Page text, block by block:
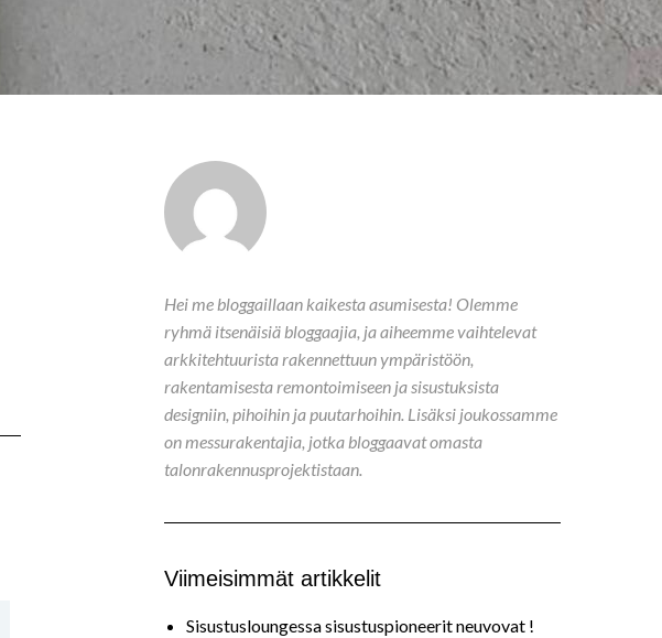
Hei me bloggaillaan kaikesta asumisesta! Olemme
ryhmä itsenäisiä bloggaajia, ja aiheemme vaihtelevat
arkkitehtuurista rakennettuun ympäristöön,
rakentamisesta remontoimiseen ja sisustuksista
designiin, pihoihin ja puutarhoihin. Lisäksi joukossamme
on messurakentajia, jotka bloggaavat omasta
talonrakennusprojektistaan.
Viimeisimmät artikkelit
Sisustusloungessa sisustuspioneerit neuvovat !